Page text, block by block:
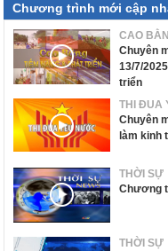
Chương trình mới cập
CAO
Chuyên
13/7/
triển
THI ĐUA
Chuyên
làm kinh
THỜI SỰ
Chương
THỜI SỰ